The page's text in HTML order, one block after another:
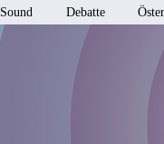
Sound Debatte